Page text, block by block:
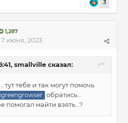
3
1,287
7 июня, 2023
smallville сказал:
тут тебе и так могут помочь
обратись...
помогал майти взять...?